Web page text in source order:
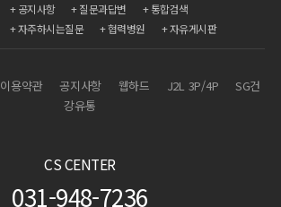
공지사항 질문과답변
통합검색
자주하시는질문
협력병원 자유게시판
이용약관 공지사항 웹하드 J2L 3P/4P
SG건
강유통
CS CENTER
031-948-7236